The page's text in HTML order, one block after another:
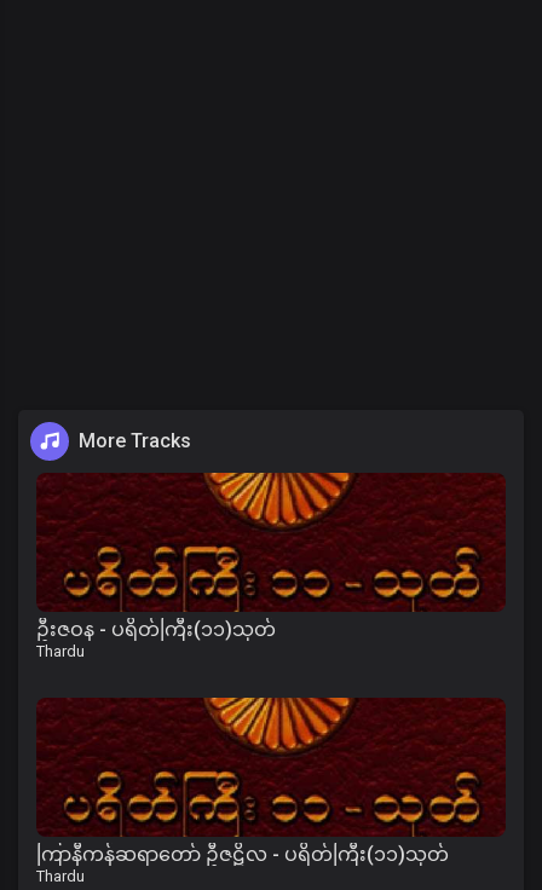
More Tracks
ဦးဇဝန - ပရိတ်ကြီး(၁၁)သုတ်
Thardu
ကြာနီကန်ဆရာတော် ဦဇဋိလ - ပရိတ်ကြီး(၁၁)သုတ်
Thardu